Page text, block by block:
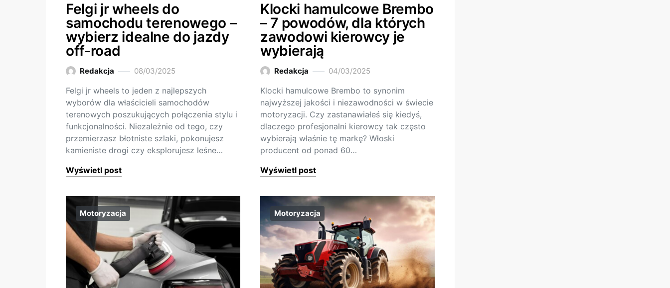
Felgi jr wheels do
samochodu terenowego –
wybierz idealne do jazdy
off-road
Redakcja 08/03/2025
Felgi jr wheels to jeden z najlepszych
wyborów dla właścicieli samochodów
terenowych poszukujących połączenia stylu i
funkcjonalności. Niezależnie od tego, czy
przemierzasz błotniste szlaki, pokonujesz
kamieniste drogi czy eksplorujesz leśne…
Wyświetl post
Klocki hamulcowe Brembo
– 7 powodów, dla których
zawodowi kierowcy je
wybierają
Redakcja 04/03/2025
Klocki hamulcowe Brembo to synonim
najwyższej jakości i niezawodności w świecie
motoryzacji. Czy zastanawiałeś się kiedyś,
dlaczego profesjonalni kierowcy tak często
wybierają właśnie tę markę? Włoski
producent od ponad 60…
Wyświetl post
Motoryzacja Motoryzacja